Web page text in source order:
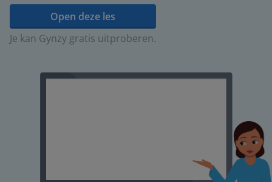
Open deze les
Je kan Gynzy gratis uitproberen.